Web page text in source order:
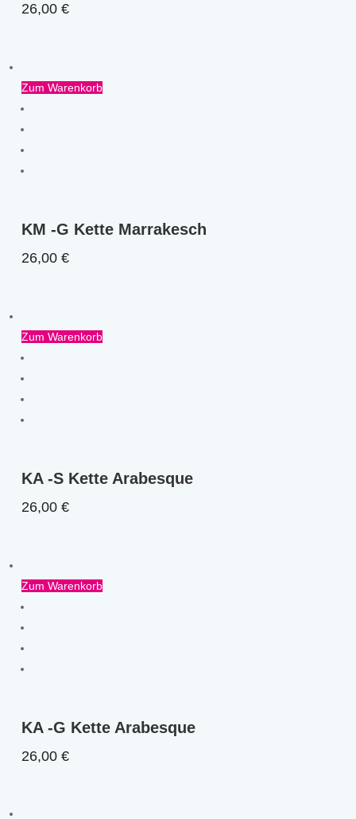
26,00€
Zum Warenkorb
KM -G Kette Marrakesch
26,00€
Zum Warenkorb
KA -S Kette Arabesque
26,00€
Zum Warenkorb
KA -G Kette Arabesque
26,00€